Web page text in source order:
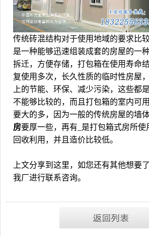
传统砖混结构对于使用地域的要求比
是一种能够迅速组装成套的房屋的一
拆迁，方便存储，打包箱在使用寿命
复使用多次，长久性质的临时性房屋
上的节能、环保、减少污染，这些都
不能够比较的，而且打包箱的室内可
要大的多，因为一般的传统房屋的墙
房要厚一些，再有_是打包箱式房所使
回收利用，并且造价比较低。
上文分享到这里，如您还有其他想要
我厂进行联系咨询。